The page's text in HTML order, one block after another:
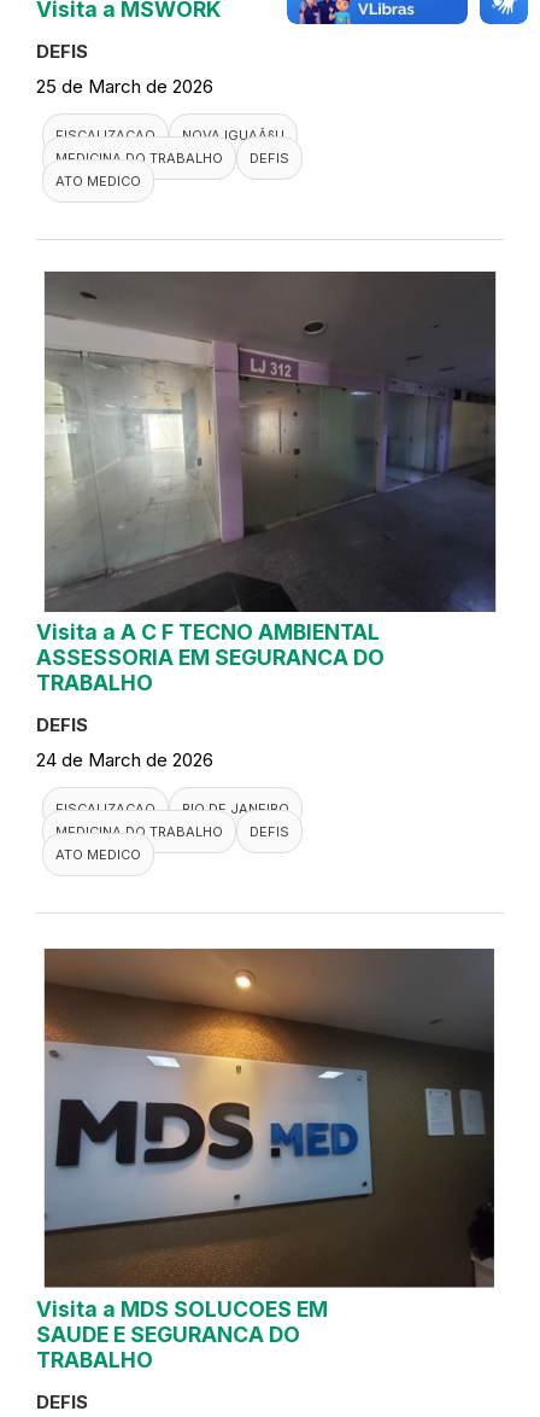
Visita a MSWORK
DEFIS
25 de March de 2026
FISCALIZACAO
NOVA IGUAÃ§U
MEDICINA DO TRABALHO
DEFIS
ATO MEDICO
Visita a A C F TECNO AMBIENTAL
ASSESSORIA EM SEGURANCA DO
TRABALHO
DEFIS
24 de March de 2026
FISCALIZACAO
RIO DE JANEIRO
MEDICINA DO TRABALHO
DEFIS
ATO MEDICO
Visita a MDS SOLUCOES EM
SAUDE E SEGURANCA DO
TRABALHO
DEFIS